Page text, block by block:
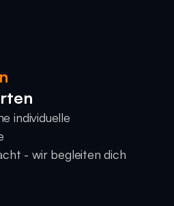
individuelle
- wir begleiten dich